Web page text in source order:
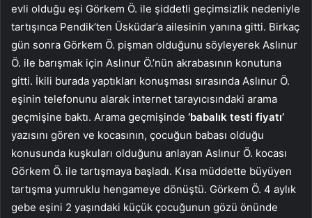
evli olduğu eşi Görkem Ö. ile şiddetli geçimsizlik nedeniyle
tartışınca Pendik’ten Üsküdar’a ailesinin yanına gitti. Birkaç
gün sonra Görkem Ö. pişman olduğunu söyleyerek Aslınur
Ö. ile barışmak için Aslınur Ö.’nün akrabasının konutuna
gitti. İkili burada yaptıkları konuşması sırasında Aslınur Ö.
eşinin telefonunu alarak internet tarayıcısındaki arama
geçmişine baktı. Arama geçmişinde ‘babalık testi fiyatı’
yazısını gören ve kocasının, çocuğun babası olduğu
konusunda kuşkuları olduğunu anlayan Aslınur Ö. kocası
Görkem Ö. ile tartışmaya başladı. Kısa müddette büyüyen
tartışma yumruklu hengameye dönüştü. Görkem Ö. 4 aylık
gebe eşini 2 yaşındaki küçük çocuğunun gözü önünde